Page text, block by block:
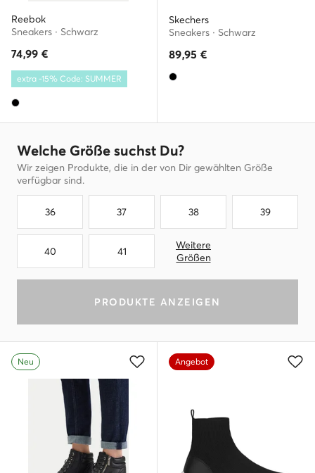
Reebok
Sneakers · Schwarz
74,99 €
extra -15% Code: SUMMER
Skechers
Sneakers · Schwarz
89,95 €
Welche Größe suchst Du?
Wir zeigen Produkte, die in der von Dir gewählten Größe
verfügbar sind.
36 37 38 39
40 41
Weitere
Größen
PRODUKTE ANZEIGEN
Neu Angebot